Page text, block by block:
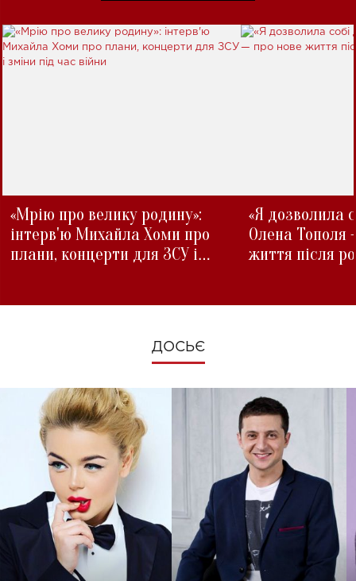
«Мрію про велику родину»:
інтерв'ю Михайла Хоми про
плани, концерти для ЗСУ і
«Я дозволила
Олена Тополя
життя після
ДОСЬЄ